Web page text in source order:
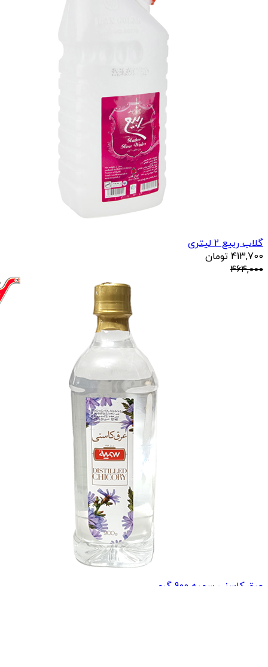
گلاب ربیع 2 لیتری
413,700 تومان
464,000
عرق کاسنی سمیه 900 گرم